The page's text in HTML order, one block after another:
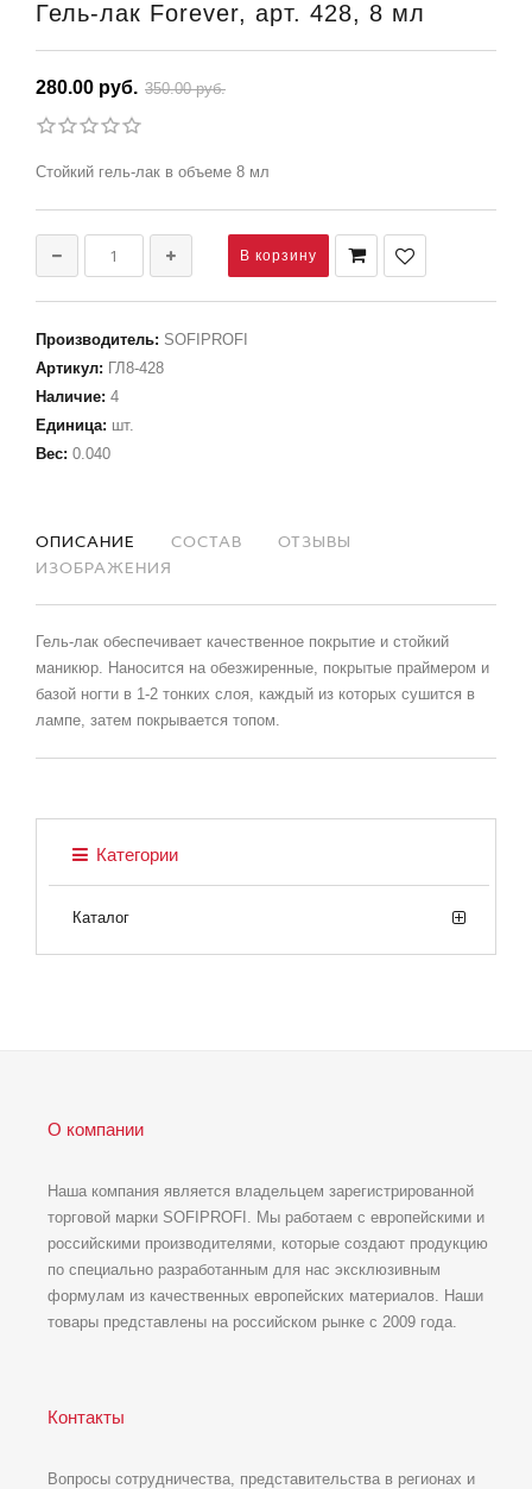
Гель-лак Forever, арт. 428, 8 мл
280.00 руб. 350.00 руб.
Стойкий гель-лак в объеме 8 мл
Производитель: SOFIPROFI
Артикул: ГЛ8-428
Наличие: 4
Единица: шт.
Вес: 0.040
ОПИСАНИЕ СОСТАВ
ОТЗЫВЫ
ИЗОБРАЖЕНИЯ
Гель-лак обеспечивает качественное покрытие и стойкий
маникюр. Наносится на обезжиренные, покрытые праймером и
базой ногти в 1-2 тонких слоя, каждый из которых сушится в
лампе, затем покрывается топом.
Категории
Каталог
О компании
Наша компания является владельцем зарегистрированной
торговой марки SOFIPROFI. Мы работаем с европейскими и
российскими производителями, которые создают продукцию
по специально разработанным для нас эксклюзивным
формулам из качественных европейских материалов. Наши
товары представлены на российском рынке с 2009 года.
Контакты
Вопросы сотрудничества, представительства в регионах и